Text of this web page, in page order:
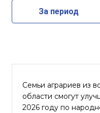
За период
Семьи аграриев из
области смогут
2026 году по